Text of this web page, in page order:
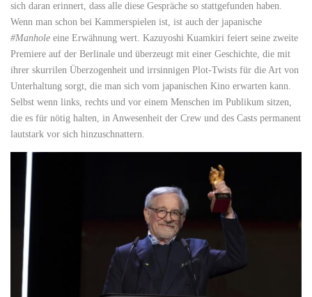
sich daran erinnert, dass alle diese Gespräche so stattgefunden haben.
Wenn man schon bei Kammerspielen ist, ist auch der japanische
#Manhole eine Erwähnung wert. Kazuyoshi Kuamkiri feiert seine zweite
Premiere auf der Berlinale und überzeugt mit einer Geschichte, die mit
ihrer skurrilen Überzogenheit und irrsinnigen Plot-Twists für die Art von
Unterhaltung sorgt, die man sich vom japanischen Kino erwarten kann.
Selbst wenn links, rechts und vor einem Menschen im Publikum sitzen,
die es für nötig halten, in Anwesenheit der Crew und des Casts permanent
lautstark vor sich hinzuschnattern.